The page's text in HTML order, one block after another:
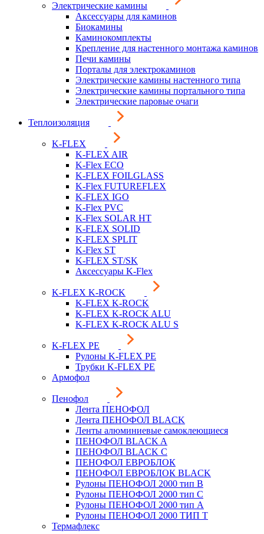
Электрические камины
Аксессуары для каминов
Биокамины
Каминокомплекты
Крепление для настенного монтажа каминов
Печи камины
Порталы для электрокаминов
Электрические камины настенного типа
Электрические камины портального типа
Электрические паровые очаги
Теплоизоляция
K-FLEX
K-FLEX AIR
K-Flex ECO
K-FLEX FOILGLASS
K-Flex FUTUREFLEX
K-FLEX IGO
K-Flex PVC
K-Flex SOLAR HT
K-FLEX SOLID
K-FLEX SPLIT
K-Flex ST
K-FLEX ST/SK
Аксессуары K-Flex
K-FLEX K-ROCK
K-FLEX K-ROCK
K-FLEX K-ROCK ALU
K-FLEX K-ROCK ALU S
K-FLEX PE
Рулоны K-FLEX PE
Трубки K-FLEX PE
Армофол
Пенофол
Лента ПЕНОФОЛ
Лента ПЕНОФОЛ BLACK
Ленты алюминиевые самоклеющиеся
ПЕНОФОЛ BLACK A
ПЕНОФОЛ BLACK С
ПЕНОФОЛ ЕВРОБЛОК
ПЕНОФОЛ ЕВРОБЛОК BLACK
Рулоны ПЕНОФОЛ 2000 тип B
Рулоны ПЕНОФОЛ 2000 тип C
Рулоны ПЕНОФОЛ 2000 тип А
Рулоны ПЕНОФОЛ 2000 ТИП Т
Термафлекс